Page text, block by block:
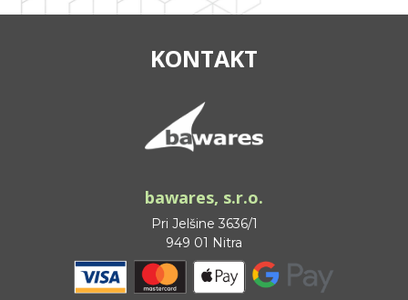
KONTAKT
bawares, s.r.o.
Pri Jelšine 3636/1
949 01 Nitra